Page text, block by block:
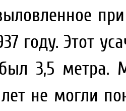
году. Этот
3,5 метра.
не могли